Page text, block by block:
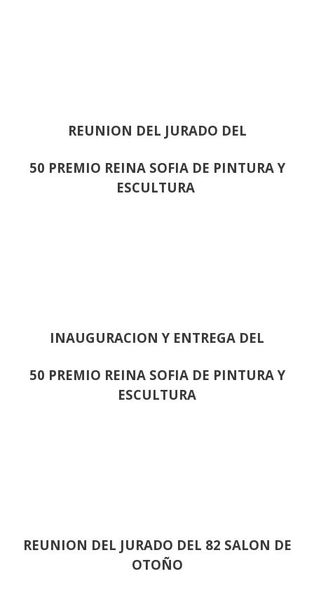
REUNION DEL JURADO DEL
50 PREMIO REINA SOFIA DE PINTURA Y
ESCULTURA
INAUGURACION Y ENTREGA DEL
50 PREMIO REINA SOFIA DE PINTURA Y
ESCULTURA
REUNION DEL JURADO DEL 82 SALON DE
OTOÑO